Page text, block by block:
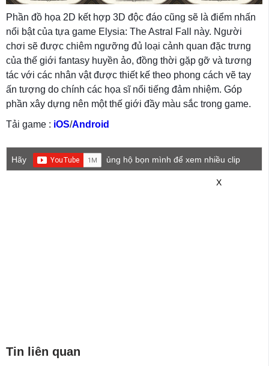
Phần đồ họa 2D kết hợp 3D độc đáo cũng sẽ là điểm nhấn
nổi bật của tựa game Elysia: The Astral Fall này. Người
chơi sẽ được chiêm ngưỡng đủ loại cảnh quan đặc trưng
của thế giới fantasy huyền ảo, đồng thời gặp gỡ và tương
tác với các nhân vật được thiết kế theo phong cách vẽ tay
ấn tượng do chính các họa sĩ nổi tiếng đảm nhiệm. Góp
phần xây dựng nên một thế giới đầy màu sắc trong game.
Tải game : iOS/Android
Hãy
ủng hộ bọn mình để xem nhiều clip
X
Tin liên quan